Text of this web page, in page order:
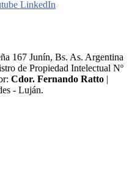
LinkedIn
167 Junín, Bs. As. Argentina
de Propiedad Intelectual Nº
Cdor. Fernando Ratto |
- Luján.